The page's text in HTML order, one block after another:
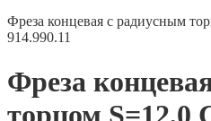
Фреза концевая с радиусным
914.990.11
Фреза
торцом S=12,0